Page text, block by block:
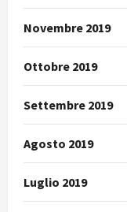
Novembre 2019
Ottobre 2019
Settembre 2019
Agosto 2019
Luglio 2019